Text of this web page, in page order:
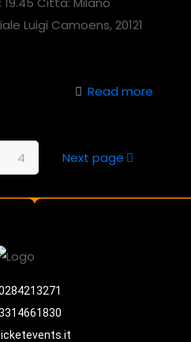
Luigi Camoens, 20121
Read more
4 Next page